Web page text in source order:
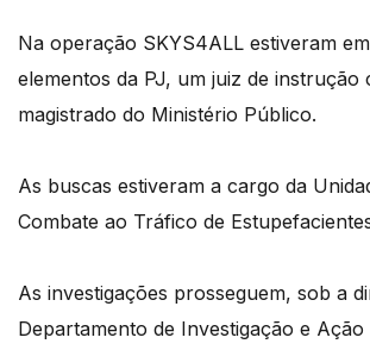
Na operação SKYS4ALL estiveram
elementos da PJ, um juiz de instrução
magistrado do Ministério Público.
As buscas estiveram a cargo da
Combate ao Tráfico de
As investigações prosseguem, sob a
Departamento de Investigação e